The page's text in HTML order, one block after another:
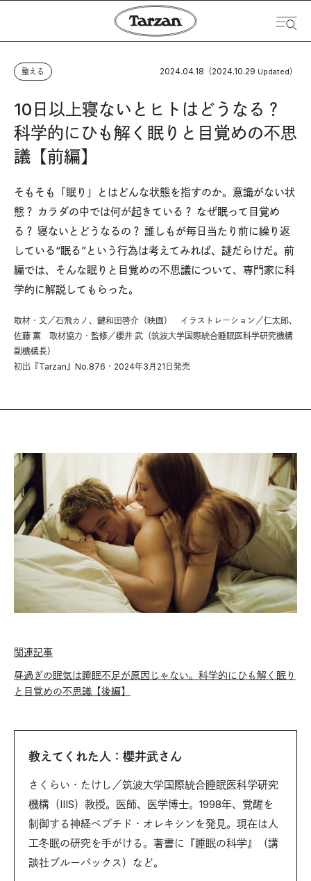
整える 2024.04.18 （2024.10.29 Updated）
10日以上寝ないとヒトはどうなる？
科学的にひも解く眠りと目覚めの不思
議【前編】
そもそも「眠り」とはどんな状態を指すのか。意識がない状
態？ カラダの中では何が起きている？ なぜ眠って目覚め
る？ 寝ないとどうなるの？ 誰しもが毎日当たり前に繰り返
している“眠る”という行為は考えてみれば、謎だらけだ。前
編では、そんな眠りと目覚めの不思議について、専門家に科
学的に解説してもらった。
取材・文／石飛カノ、鍵和田啓介（映画） イラストレーション／仁太郎、
佐藤 薫 取材協力・監修／櫻井 武（筑波大学国際統合睡眠医科学研究機構
副機構長）
初出『Tarzan』No.876・2024年3月21日発売
関連記事
昼過ぎの眠気は睡眠不足が原因じゃない。科学的にひも解く眠り
と目覚めの不思議【後編】
教えてくれた人：櫻井武さん
さくらい・たけし／筑波大学国際統合睡眠医科学研究
機構（IIIS）教授。医師、医学博士。1998年、覚醒を
制御する神経ペプチド・オレキシンを発見。現在は人
工冬眠の研究を手がける。著書に『睡眠の科学』（講
談社ブルーバックス）など。